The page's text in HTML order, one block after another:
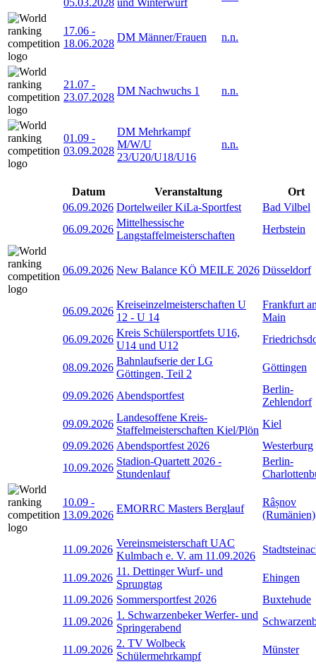
17.06 -
18.06.2028
DM Männer/Frauen n.n.
21.07 -
23.07.2028
DM Nachwuchs 1 n.n.
01.09 -
03.09.2028
DM Mehrkampf
M/W/U
23/U20/U18/U16
n.n.
Datum Veranstaltung
Ort
06.09.2026 Dortelweiler KiLa-Sportfest
Bad Vilbel
06.09.2026
Mittelhessische
Langstaffelmeisterschaften
Herbstein
06.09.2026 New Balance KÖ MEILE 2026 Düsseldorf
06.09.2026
Kreiseinzelmeisterschaften U
12 - U 14
Frankfurt
Main
06.09.2026
Kreis Schülersportfets U16,
U14 und U12
08.09.2026
Bahnlaufserie der LG
Göttingen, Teil 2
Göttingen
09.09.2026 Abendsportfest
Berlin-
Zehlendorf
09.09.2026
Landesoffene Kreis-
Staffelmeisterschaften Kiel/Plön
Kiel
09.09.2026 Abendsportfest 2026
Westerburg
10.09.2026
Stadion-Quartett 2026 -
Stundenlauf
Berlin-
10.09 -
13.09.2026
EMORRC Masters Berglauf
Râșnov
(Rumänien)
11.09.2026
Vereinsmeisterschaft UAC
Kulmbach e. V. am 11.09.2026
11.09.2026
11. Dettinger Wurf- und
Sprungtag
Ehingen
11.09.2026 Sommersportfest 2026
Buxtehude
11.09.2026
1. Schwarzenbeker Werfer- und
Springerabend
11.09.2026
2. TV Wolbeck
Schülermehrkampf
Münster